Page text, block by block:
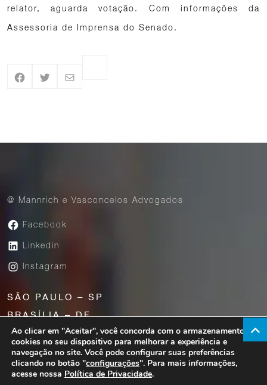
relator, aguarda votação. Com informações da
Assessoria de Imprensa do Senado.
@ Mannrich e Vasconcelos Advogados
Facebook
Linkedin
Instagram
SÃO PAULO – SP
BRASÍLIA – DF
UBERABA – MG
Av. Paulista, 1776 – 23° andar – São Paulo – SP |
Ao clicar em "Aceitar", você concorda com o armazenamento de
cookies no seu dispositivo para melhorar a experiência e
navegação no site. Você pode configurar suas preferências
clicando no botão "configurações". Para mais informações,
acesse nossa Política de Privacidade.